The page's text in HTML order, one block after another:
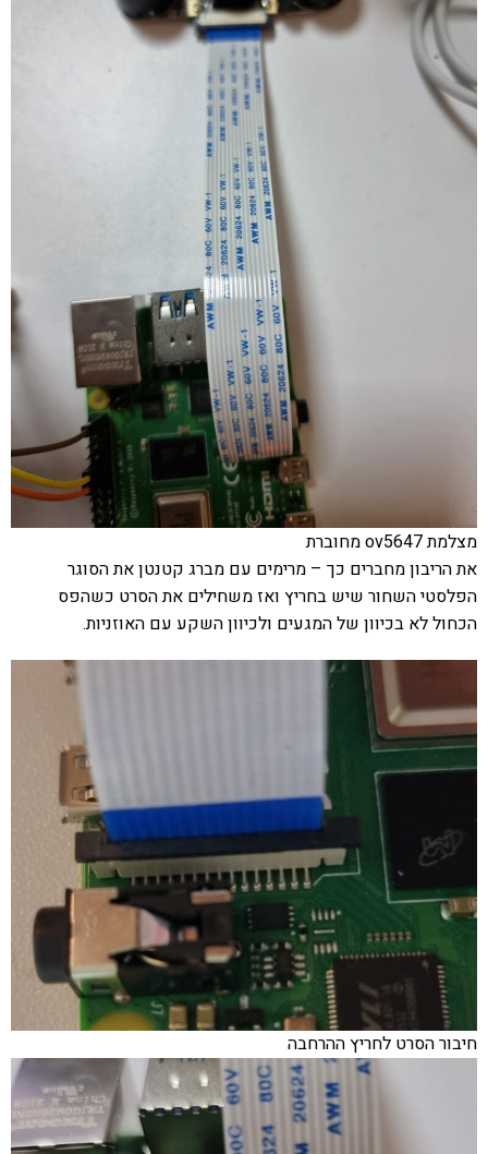
מצלמת ov5647 מחוברת
את הריבון מחברים כך – מרימים עם מברג קטנטן את הסוגר
הפלסטי השחור שיש בחריץ ואז משחילים את הסרט כשהפס
הכחול לא בכיוון של המגעים ולכיוון השקע עם האוזניות.
חיבור הסרט לחריץ ההרחבה